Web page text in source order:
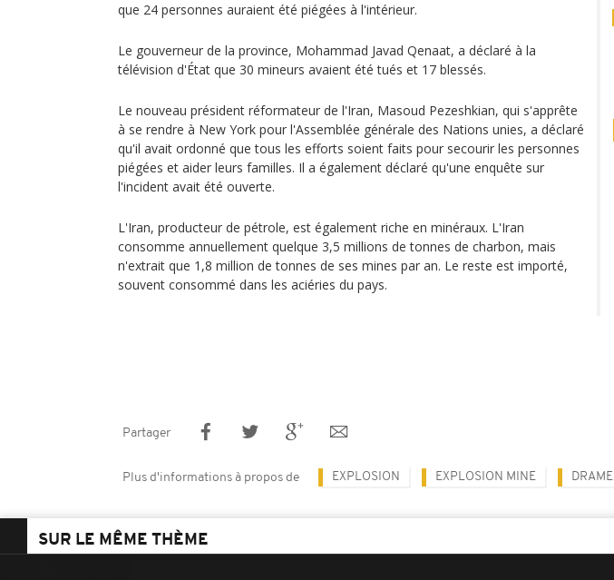
que 24 personnes auraient été piégées à l'intérieur.
Le gouverneur de la province, Mohammad Javad Qenaat, a déclaré à la
télévision d'État que 30 mineurs avaient été tués et 17 blessés.
Le nouveau président réformateur de l'Iran, Masoud Pezeshkian, qui s'apprête
à se rendre à New York pour l'Assemblée générale des Nations unies, a déclaré
qu'il avait ordonné que tous les efforts soient faits pour secourir les personnes
piégées et aider leurs familles. Il a également déclaré qu'une enquête sur
l'incident avait été ouverte.
L'Iran, producteur de pétrole, est également riche en minéraux. L'Iran
consomme annuellement quelque 3,5 millions de tonnes de charbon, mais
n'extrait que 1,8 million de tonnes de ses mines par an. Le reste est importé,
souvent consommé dans les aciéries du pays.
Partager
Plus d'informations à propos de EXPLOSION EXPLOSION MINE DRAME
SUR LE MÊME THÈME